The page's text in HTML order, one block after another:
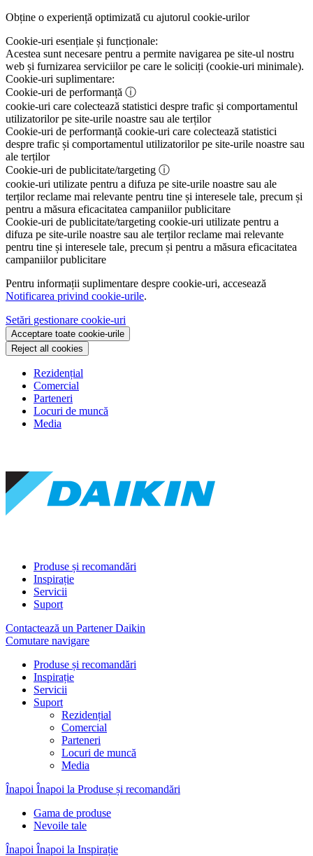
Obține o experiență optimizată cu ajutorul cookie-urilor
Cookie-uri esențiale și funcționale:
Acestea sunt necesare pentru a permite navigarea pe site-ul nostru
web și furnizarea serviciilor pe care le soliciți (cookie-uri minimale).
Cookie-uri suplimentare:
Cookie-uri de performanță ⓘ
cookie-uri care colectează statistici despre trafic și comportamentul
utilizatorilor pe site-urile noastre sau ale terților
Cookie-uri de performanță cookie-uri care colectează statistici
despre trafic și comportamentul utilizatorilor pe site-urile noastre sau
ale terților
Cookie-uri de publicitate/targeting ⓘ
cookie-uri utilizate pentru a difuza pe site-urile noastre sau ale
terților reclame mai relevante pentru tine și interesele tale, precum și
pentru a măsura eficacitatea campaniilor publicitare
Cookie-uri de publicitate/targeting cookie-uri utilizate pentru a
difuza pe site-urile noastre sau ale terților reclame mai relevante
pentru tine și interesele tale, precum și pentru a măsura eficacitatea
campaniilor publicitare
Pentru informații suplimentare despre cookie-uri, accesează
Notificarea privind cookie-urile.
Setări gestionare cookie-uri
Acceptare toate cookie-urile
Reject all cookies
Rezidențial
Comercial
Parteneri
Locuri de muncă
Media
Produse și recomandări
Inspirație
Servicii
Suport
Contactează un Partener Daikin
Comutare navigare
Produse și recomandări
Inspirație
Servicii
Suport
Rezidențial
Comercial
Parteneri
Locuri de muncă
Media
Înapoi Înapoi la Produse și recomandări
Gama de produse
Nevoile tale
Înapoi Înapoi la Inspirație